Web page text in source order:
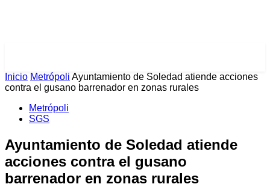
Inicio Metrópoli Ayuntamiento de Soledad atiende acciones
contra el gusano barrenador en zonas rurales
Metrópoli
SGS
Ayuntamiento de Soledad atiende
acciones contra el gusano
barrenador en zonas rurales